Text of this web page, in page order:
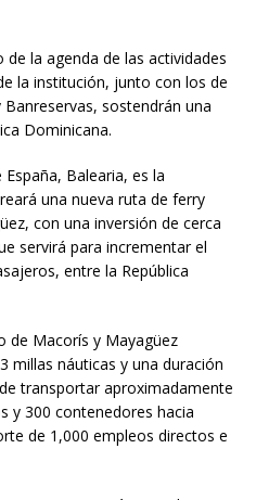
la agenda de las actividades
la institución, junto con los de
sostendrán una
Dominicana.
Balearia, es la
una nueva ruta de ferry
con una inversión de cerca
servirá para incrementar el
entre la República
de Macorís y Mayagüez
millas náuticas y una duración
transportar aproximadamente
y 300 contenedores hacia
de 1,000 empleos directos e